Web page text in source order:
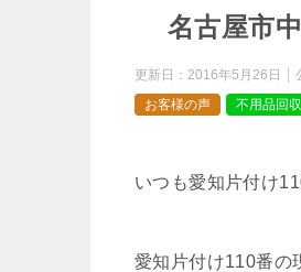
名古屋市
更新日： 2016年5月26日
お客様の声
不用品回
いつも愛知片付け
愛知片付け110番の